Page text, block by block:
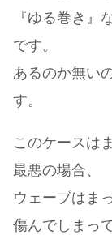
『ゆる巻き』
です。
あるのか無い
す。
このケースは
最悪の場合、
ウェーブはま
傷んでしまっ